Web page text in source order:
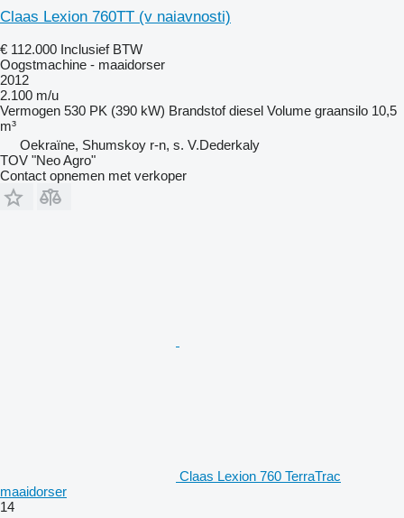
Claas Lexion 760TT (v naiavnosti)
€ 112.000 Inclusief BTW
Oogstmachine - maaidorser
2012
2.100 m/u
Vermogen 530 PK (390 kW) Brandstof diesel Volume graansilo 10,5
m³
Oekraïne, Shumskoy r-n, s. V.Dederkaly
TOV "Neo Agro"
Contact opnemen met verkoper
Claas Lexion 760 TerraTrac
maaidorser
14